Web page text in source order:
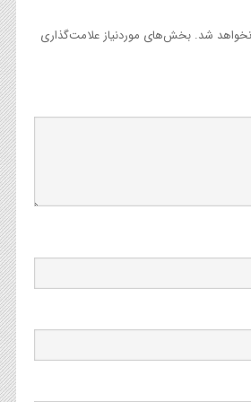
شد. بخش‌های موردنیاز علامت‌گذاری